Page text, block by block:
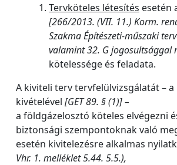
Tervköteles létesítés esetén
[266/2013. (VII. 11.) Korm.
Szakma Építészeti-műszaki
valamint 32. G jogosultsággal
kötelessége és feladata.
A kiviteli terv tervfelülvizsgálatát –
kivételével [GET 89. § (1)] –
a földgázelosztó köteles elvégezni
biztonsági szempontoknak való
esetén kivitelezésre alkalmas
Vhr. 1. melléklet 5.44. 5.5.),